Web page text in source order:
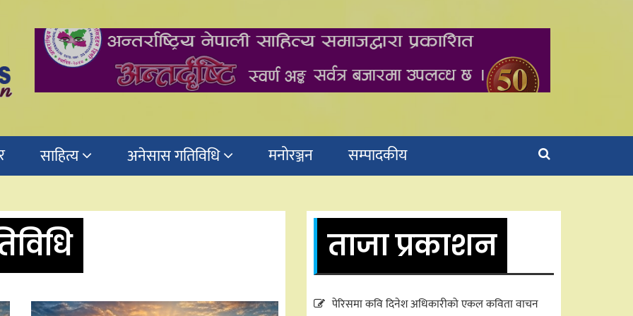
साहित्य अनेसास गतिविधि मनोरञ्जन सम्पादकीय
ताजा प्रकाशन
पेरिसमा कवि दिनेश अधिकारीको एकल कविता वाचन